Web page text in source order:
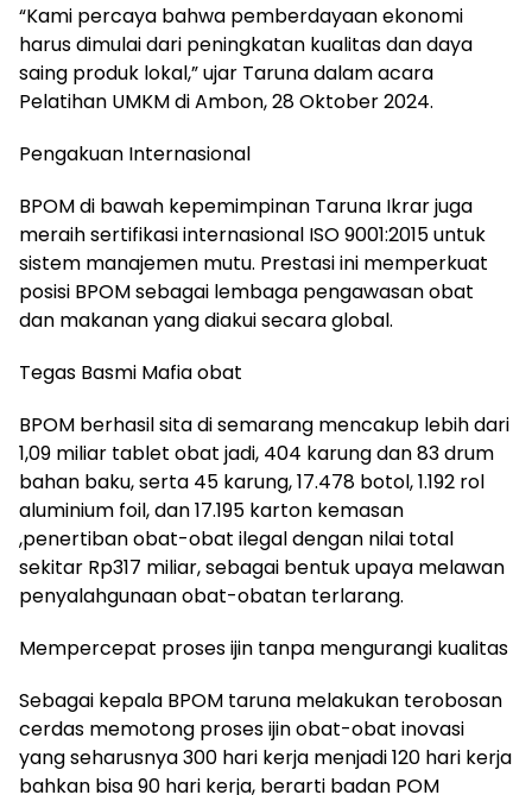
“Kami percaya bahwa pemberdayaan ekonomi
harus dimulai dari peningkatan kualitas dan daya
saing produk lokal,” ujar Taruna dalam acara
Pelatihan UMKM di Ambon, 28 Oktober 2024.
Pengakuan Internasional
BPOM di bawah kepemimpinan Taruna Ikrar juga
meraih sertifikasi internasional ISO 9001:2015 untuk
sistem manajemen mutu. Prestasi ini memperkuat
posisi BPOM sebagai lembaga pengawasan obat
dan makanan yang diakui secara global.
Tegas Basmi Mafia obat
BPOM berhasil sita di semarang mencakup lebih dari
1,09 miliar tablet obat jadi, 404 karung dan 83 drum
bahan baku, serta 45 karung, 17.478 botol, 1.192 rol
aluminium foil, dan 17.195 karton kemasan
,penertiban obat-obat ilegal dengan nilai total
sekitar Rp317 miliar, sebagai bentuk upaya melawan
penyalahgunaan obat-obatan terlarang.
Mempercepat proses ijin tanpa mengurangi kualitas
Sebagai kepala BPOM taruna melakukan terobosan
cerdas memotong proses ijin obat-obat inovasi
yang seharusnya 300 hari kerja menjadi 120 hari kerja
bahkan bisa 90 hari kerja, berarti badan POM